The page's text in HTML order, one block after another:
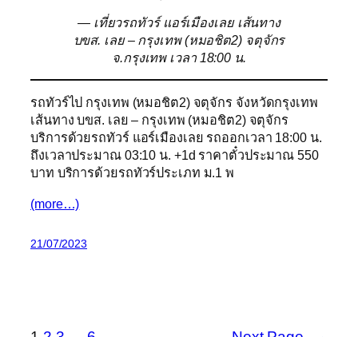
— เที่ยวรถทัวร์ แอร์เมืองเลย เส้นทาง
บขส. เลย – กรุงเทพ (หมอชิต2) จตุจักร
จ.กรุงเทพ เวลา 18:00 น.
รถทัวร์ไป กรุงเทพ (หมอชิต2) จตุจักร จังหวัดกรุงเทพ
เส้นทาง บขส. เลย – กรุงเทพ (หมอชิต2) จตุจักร
บริการด้วยรถทัวร์ แอร์เมืองเลย รถออกเวลา 18:00 น.
ถึงเวลาประมาณ 03:10 น. +1d ราคาตั๋วประมาณ 550
บาท บริการด้วยรถทัวร์ประเภท ม.1 พ
(more…)
21/07/2023